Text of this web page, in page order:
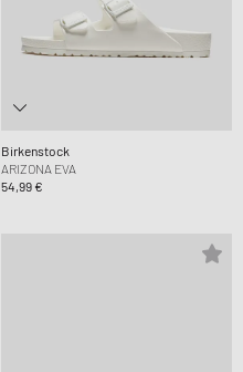
Birkenstock
ARIZONA EVA
54,99 €